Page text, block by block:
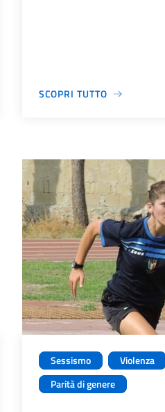
SCOPRI TUTTO
Sessismo
Violenza
Parità di genere